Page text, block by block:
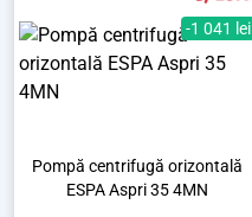
-1 041 lei
Pompă centrifugă orizontală
ESPA Aspri 35 4MN